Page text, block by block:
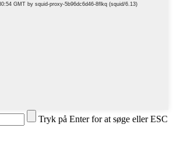
Tryk på Enter for at søge eller ESC